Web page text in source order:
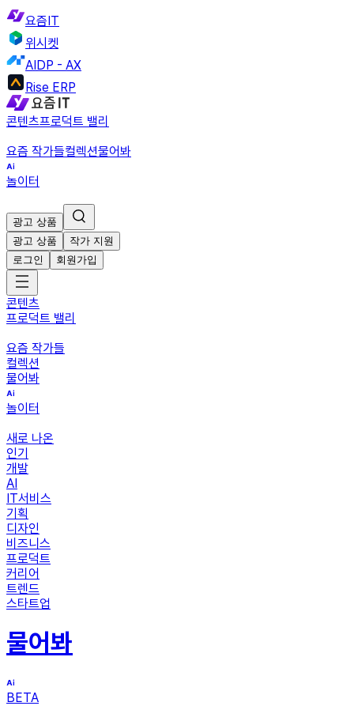
요즘IT
위시켓
AIDP - AX
Rise ERP
콘텐츠프로덕트 밸리
요즘 작가들컬렉션물어봐
놀이터
광고 상품
광고 상품
작가 지원
로그인
회원가입
콘텐츠
프로덕트 밸리
요즘 작가들
컬렉션
물어봐
놀이터
새로 나온
인기
개발
AI
IT서비스
기획
디자인
비즈니스
프로덕트
커리어
트렌드
스타트업
물어봐
BETA